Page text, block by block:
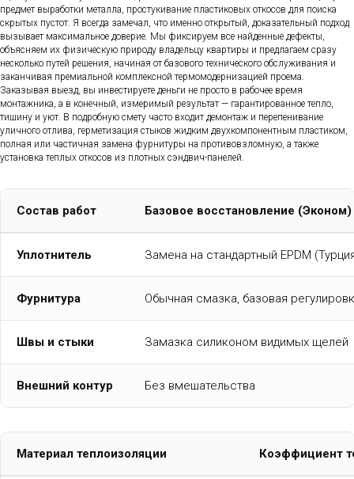
предмет выработки металла, простукивание пластиковых откосов для поиска
скрытых пустот. Я всегда замечал, что именно открытый, доказательный подход
вызывает максимальное доверие. Мы фиксируем все найденные дефекты,
объясняем их физическую природу владельцу квартиры и предлагаем сразу
несколько путей решения, начиная от базового технического обслуживания и
заканчивая премиальной комплексной термомодернизацией проема.
Заказывая выезд, вы инвестируете деньги не просто в рабочее время
монтажника, а в конечный, измеримый результат — гарантированное тепло,
тишину и уют. В подробную смету часто входит демонтаж и перепенивание
уличного отлива, герметизация стыков жидким двухкомпонентным пластиком,
полная или частичная замена фурнитуры на противовзломную, а также
установка теплых откосов из плотных сэндвич-панелей.
Состав работ Базовое восстановление (Эконом)
Уплотнитель Замена на стандартный EPDM
Фурнитура Обычная смазка, базовая
Швы и стыки Замазка силиконом видимых щелей
Внешний контур Без вмешательства
Материал теплоизоляции Коэффициент